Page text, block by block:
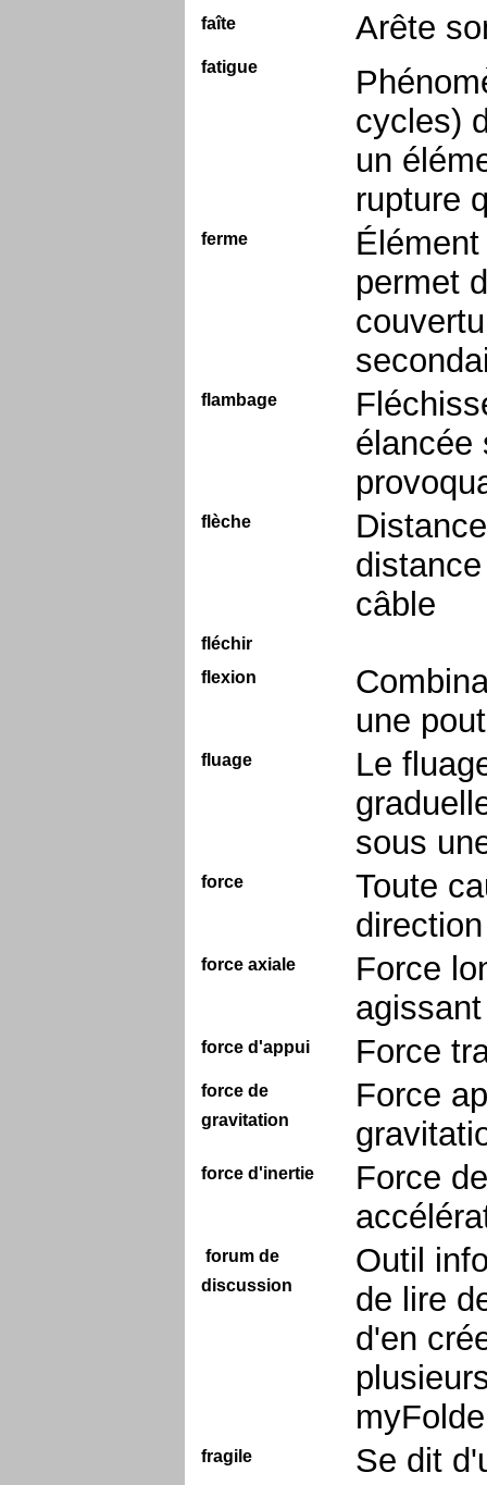
faîte
Arête
fatigue
cycles)
un
rupture
ferme
permet
flambage
élancée
flèche
câble
fléchir
flexion
une
fluage
Le
sous
force
Toute
force axiale
Force
force d'appui Force
force de
gravitation
Force
force d'inertie
Force
forum de
discussion
Outil
de lire
d'en
fragile
Se dit